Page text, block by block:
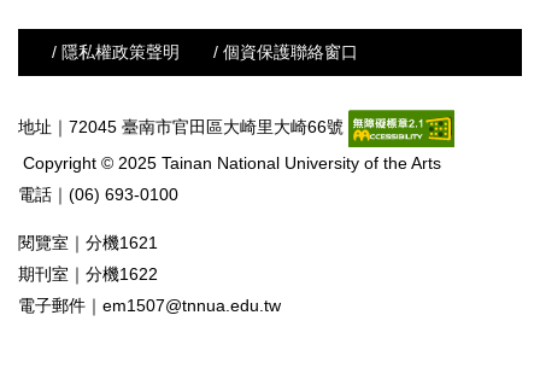
/ 隱私權政策聲明 / 個資保護聯絡窗口
地址｜72045 臺南市官田區大崎里大崎66號
Copyright © 2025 Tainan National University of the Arts
電話｜(06) 693-0100
閱覽室｜分機1621
期刊室｜分機1622
電子郵件｜ em1507@tnnua.edu.tw